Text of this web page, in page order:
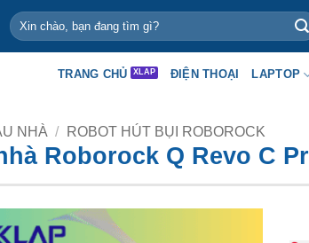
Tìm
kiếm:
TRANG CHỦ ĐIỆN THOẠI LAPTOP
NHÀ / ROBOT HÚT BỤI ROBOROCK
Roborock Q Revo C